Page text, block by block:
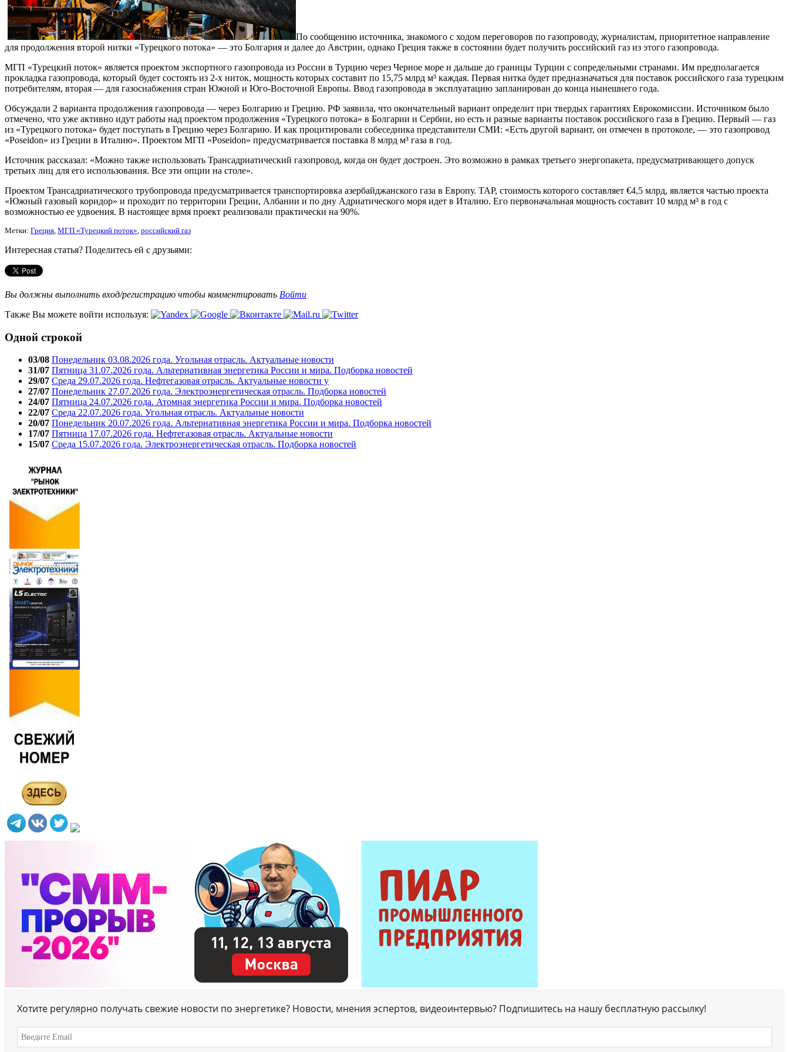
По сообщению источника, знакомого с ходом переговоров по газопроводу, журналистам, приоритетное направление
для продолжения второй нитки «Турецкого потока» — это Болгария и далее до Австрии, однако Греция также в состоянии будет получить российский газ из этого газопровода.
МГП «Турецкий поток» является проектом экспортного газопровода из России в Турцию через Черное море и дальше до границы Турции с сопредельными странами. Им предполагается
прокладка газопровода, который будет состоять из 2-х ниток, мощность которых составит по 15,75 млрд м³ каждая. Первая нитка будет предназначаться для поставок российского газа турецким
потребителям, вторая — для газоснабжения стран Южной и Юго-Восточной Европы. Ввод газопровода в эксплуатацию запланирован до конца нынешнего года.
Обсуждали 2 варианта продолжения газопровода — через Болгарию и Грецию. РФ заявила, что окончательный вариант определит при твердых гарантиях Еврокомиссии. Источником было
отмечено, что уже активно идут работы над проектом продолжения «Турецкого потока» в Болгарии и Сербии, но есть и разные варианты поставок российского газа в Грецию. Первый — газ
из «Турецкого потока» будет поступать в Грецию через Болгарию. И как процитировали собеседника представители СМИ: «Есть другой вариант, он отмечен в протоколе, — это газопровод
«Poseidon» из Греции в Италию». Проектом МГП «Poseidon» предусматривается поставка 8 млрд м³ газа в год.
Источник рассказал: «Можно также использовать Трансадриатический газопровод, когда он будет достроен. Это возможно в рамках третьего энергопакета, предусматривающего допуск
третьих лиц для его использования. Все эти опции на столе».
Проектом Трансадриатического трубопровода предусматривается транспортировка азербайджанского газа в Европу. TAP, стоимость которого составляет €4,5 млрд, является частью проекта
«Южный газовый коридор» и проходит по территории Греции, Албании и по дну Адриатического моря идет в Италию. Его первоначальная мощность составит 10 млрд м³ в год с
возможностью ее удвоения. В настоящее врмя проект реализовали практически на 90%.
Метки: Греция, МГП «Турецкий поток», российский газ
Интересная статья? Поделитесь ей с друзьями:
Вы должны выполнить вход/регистрацию чтобы комментировать Войти
Также Вы можете войти используя:
Одной строкой
03/08 Понедельник 03.08.2026 года. Угольная отрасль. Актуальные новости
31/07 Пятница 31.07.2026 года. Альтернативная энергетика России и мира. Подборка новостей
29/07 Среда 29.07.2026 года. Нефтегазовая отрасль. Актуальные новости у
27/07 Понедельник 27.07.2026 года. Электроэнергетическая отрасль. Подборка новостей
24/07 Пятница 24.07.2026 года. Атомная энергетика России и мира. Подборка новостей
22/07 Среда 22.07.2026 года. Угольная отрасль. Актуальные новости
20/07 Понедельник 20.07.2026 года. Альтернативная энергетика России и мира. Подборка новостей
17/07 Пятница 17.07.2026 года. Нефтегазовая отрасль. Актуальные новости
15/07 Среда 15.07.2026 года. Электроэнергетическая отрасль. Подборка новостей
Хотите регулярно получать свежие новости по энергетике? Новости, мнения эспертов, видеоинтервью? Подпишитесь на нашу бесплатную рассылку!